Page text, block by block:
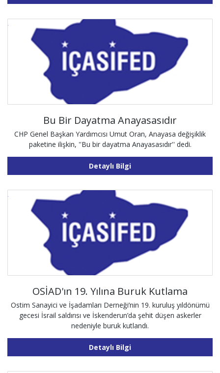
Bu Bir Dayatma Anayasasıdır
CHP Genel Başkan Yardımcısı Umut Oran, Anayasa değişiklik
paketine ilişkin, ''Bu bir dayatma Anayasasıdır'' dedi.
Detaylı Bilgi
OSİAD'ın 19. Yılına Buruk Kutlama
Ostim Sanayici ve İşadamları Derneği’nin 19. kuruluş yıldönümü
gecesi İsrail saldırısı ve İskenderun’da şehit düşen askerler
nedeniyle buruk kutlandı.
Detaylı Bilgi